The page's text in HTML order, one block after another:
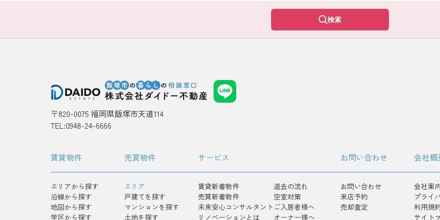
検索
〒820-0075 福岡県飯塚市天道114
TEL:0948-24-6666
賃貸物件
エリアから探す
沿線から探す
地図から探す
学区から探す
売買物件
エリア
戸建てを探す
マンションを探す
土地を探す
サービス
賃貸新着物件
売買新着物件
未来安心コンサルタント
リノベーションとは
退去の流れ
空室対策
ご入居者様へ
オーナー様へ
お問い合わせ
お問い合わせ
来店予約
売却査定
会社概
会社案
プライ
利用規
サイト